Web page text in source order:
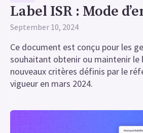
Label ISR : Mode
September 10, 2024
Ce document est conçu pour les
souhaitant obtenir ou maintenir le
nouveaux critères définis par le
vigueur en mars 2024.